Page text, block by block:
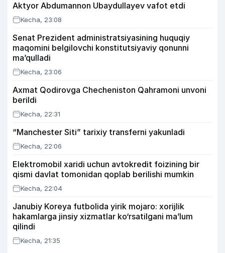
Aktyor Abdu­mannon Ubaydullayev vafot etdi
Kecha, 23:08
Senat Prezident administratsiyasining huquqiy
maqomini belgilovchi konstitutsiyaviy qonunni
ma’qulladi
Kecha, 23:06
Axmat Qodirovga Checheniston Qahramoni unvoni
berildi
Kecha, 22:31
“Manchester Siti” tarixiy transferni yakunladi
Kecha, 22:06
Elektromobil xaridi uchun avtokredit foizining bir
qismi davlat tomonidan qoplab berilishi mumkin
Kecha, 22:04
Janubiy Koreya futbolida yirik mojaro: xorijlik
hakamlarga jinsiy xizmatlar ko‘rsatilgani ma’lum
qilindi
Kecha, 21:35